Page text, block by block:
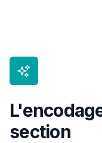
section